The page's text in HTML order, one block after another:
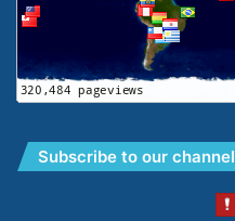
Subscribe to our channel